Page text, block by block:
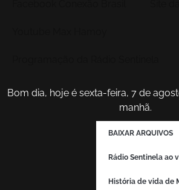
Bom dia, hoje é sexta-feira, 7 de
manhã.
BAIXAR ARQUIVOS
Rádio Sentinela ao
História de vida de